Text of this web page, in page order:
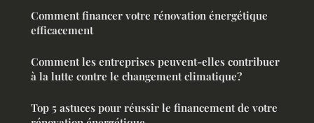
Comment financer votre rénovation énergétique
efficacement
Comment les entreprises peuvent-elles contribuer
à la lutte contre le changement climatique?
Top 5 astuces pour réussir le financement de votre